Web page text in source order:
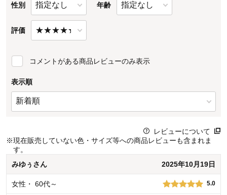
性別 年齢
評価
コメントがある商品レビューのみ表示
表示順
レビューについて
※現在販売していない色・サイズ等への商品レビューも含まれま
す。
みゆぅ さん 2025年10月19日
女性 ・ 60代～ 5.0